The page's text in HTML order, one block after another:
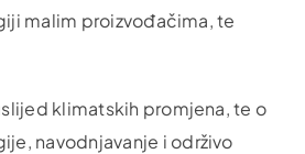
malim proizvođačima, te
klimatskih promjena, te o
navodnjavanje i održivo